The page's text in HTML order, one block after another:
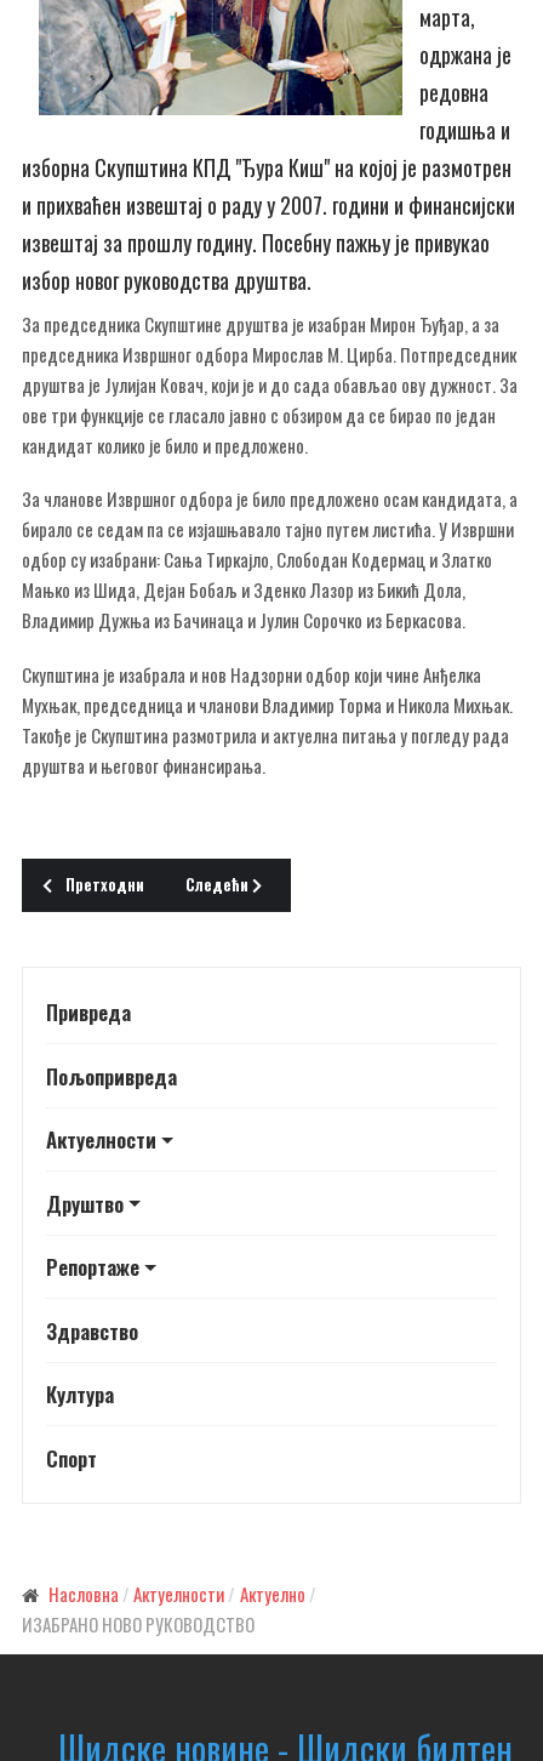
марта,
одржана је
редовна
годишња и
изборна Скупштина КПД "Ђура Киш" на којој је размотрен
и прихваћен извештај о раду у 2007. години и финансијски
извештај за прошлу годину. Посебну пажњу је привукао
избор новог руководства друштва.
За председника Скупштине друштва је изабран Мирон Ђуђар, а за
председника Извршног одбора Мирослав М. Цирба. Потпредседник
друштва је Јулијан Ковач, који је и до сада обављао ову дужност. За
ове три функције се гласало јавно с обзиром да се бирао по један
кандидат колико је било и предложено.
За чланове Извршног одбора је било предложено осам кандидата, а
бирало се седам па се изјашњавало тајно путем листића. У Извршни
одбор су изабрани: Сања Тиркајло, Слободан Кодермац и Златко
Мањко из Шида, Дејан Бобаљ и Зденко Лазор из Бикић Дола,
Владимир Дужња из Бачинаца и Јулин Сорочко из Беркасова.
Скупштина је изабрала и нов Надзорни одбор који чине Анђелка
Мухњак, председница и чланови Владимир Торма и Никола Михњак.
Такође је Скупштина размотрила и актуелна питања у погледу рада
друштва и његовог финансирања.
Претходни чланак: ГОДИШЊА СКУПШТИНА ДИЈАБЕТИЧАРА
Претходни Следећи чланак: ПОВЕЋАН БРОЈ КОРИСНИКА
Следећи
Привреда
Пољопривреда
Актуелности
Друштво
Репортаже
Здравство
Култура
Спорт
Насловна Актуелности Актуелно
ИЗАБРАНО НОВО РУКОВОДСТВО
Шидске новине - Шидски билтен